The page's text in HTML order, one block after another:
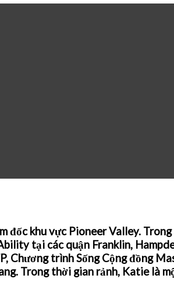
đốc khu vực Pioneer Valley.
tại các quận Franklin,
Chương trình Sống Cộng đồng
Trong thời gian rảnh, Katie là